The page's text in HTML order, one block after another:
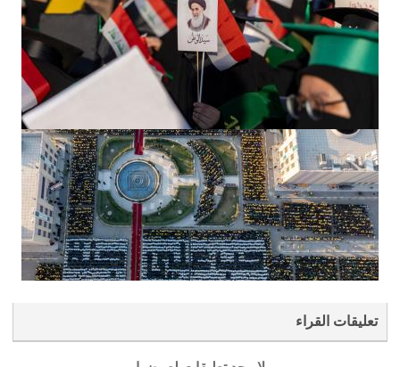
تعليقات القراء